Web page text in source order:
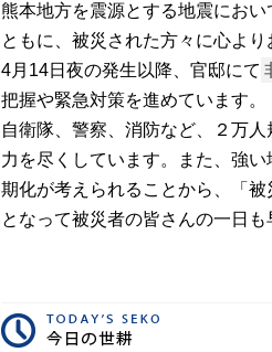
熊本地方を震源とする地震にお
ともに、被災された方々に心よ
4月14日夜の発生以降、官邸にて
把握や緊急対策を進めています。
自衛隊、警察、消防など、２万
力を尽くしています。また、強
期化が考えられることから、「
となって被災者の皆さんの一日